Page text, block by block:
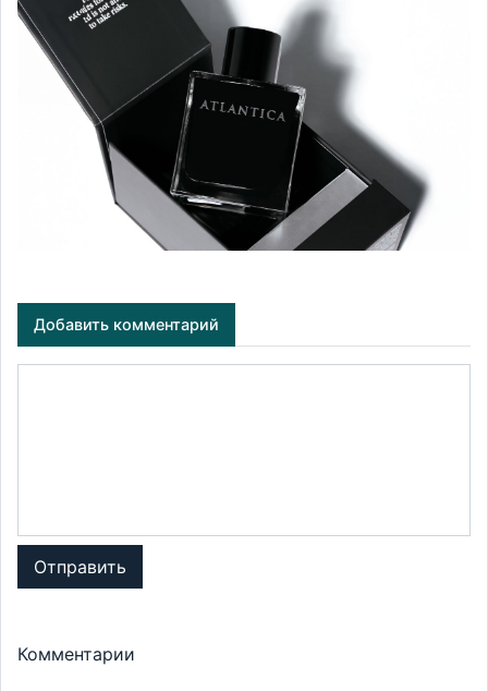
Добавить комментарий
Отправить
Комментарии